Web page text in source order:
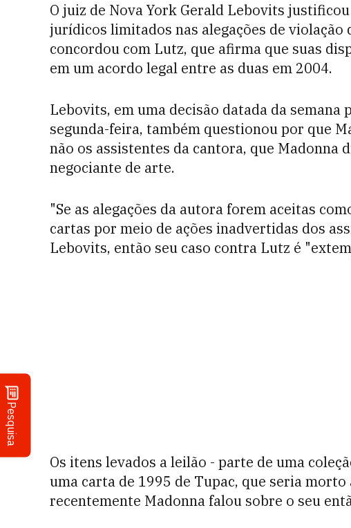
Pesquisa
O juiz de Nova York Gerald Lebovits
jurídicos limitados nas alegações de violação
concordou com Lutz, que afirma que suas
em um acordo legal entre as duas em 2004.
Lebovits, em uma decisão datada da semana
segunda-feira, também questionou por que
não os assistentes da cantora, que Madonna
negociante de arte.
"Se as alegações da autora forem aceitas
cartas por meio de ações inadvertidas dos
Lebovits, então seu caso contra Lutz é
Os itens levados a leilão - parte de uma
uma carta de 1995 de Tupac, que seria
recentemente Madonna falou sobre o seu